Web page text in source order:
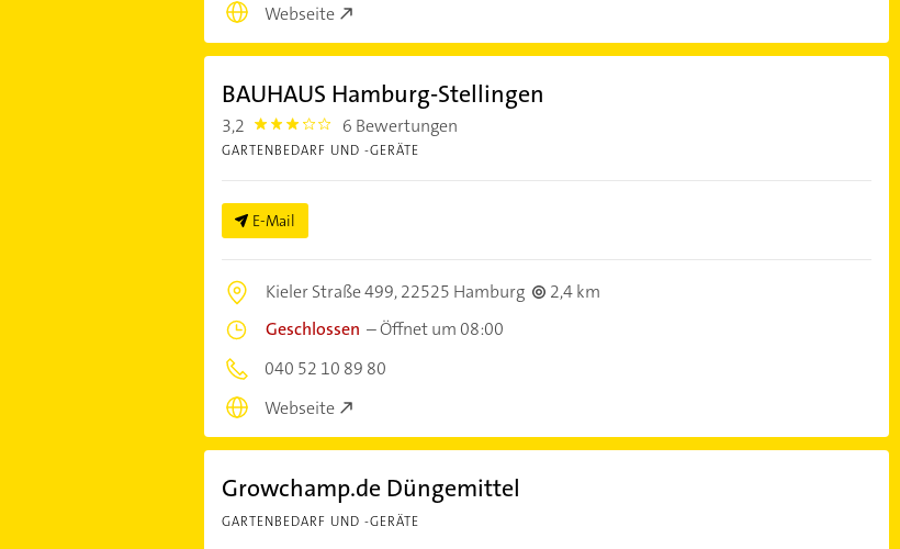
Webseite
BAUHAUS Hamburg-Stellingen
3,2 3.2 6 Bewertungen
GARTENBEDARF UND -GERÄTE
E-Mail
Kieler Straße 499,22525 Hamburg
2,4 km
Geschlossen –Öffnet um 08:00
040 52 10 89 80
Webseite
Growchamp.de Düngemittel
GARTENBEDARF UND -GERÄTE